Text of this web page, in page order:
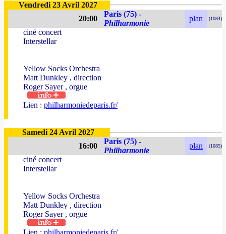
Vendredi 23 Avril 2027
20:00
Paris (75) -
Philharmonie
plan (1084)
ciné concert
Interstellar
Yellow Socks Orchestra
Matt Dunkley , direction
Roger Sayer , orgue
Lien : philharmoniedeparis.fr/
Samedi 24 Avril 2027
16:00
Paris (75) -
Philharmonie
plan (1085)
ciné concert
Interstellar
Yellow Socks Orchestra
Matt Dunkley , direction
Roger Sayer , orgue
Lien : philharmoniedeparis.fr/